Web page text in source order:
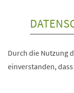
Durch die Nutzung
einverstanden,